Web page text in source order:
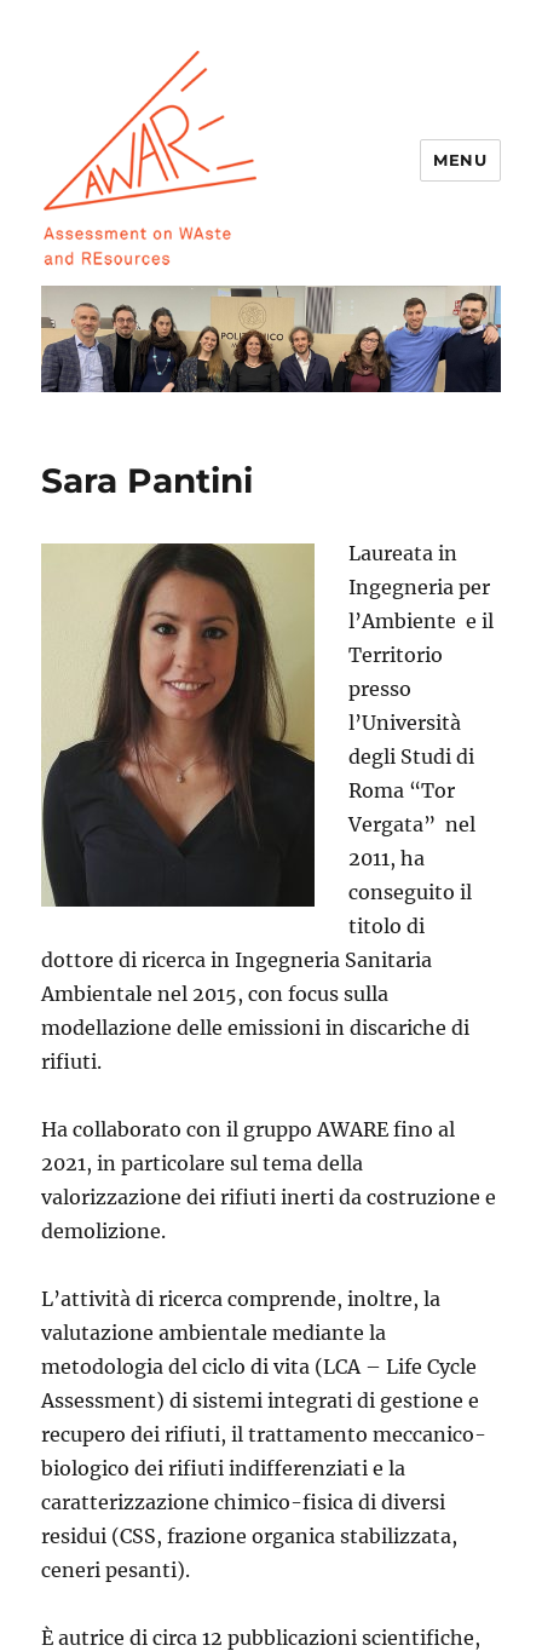
AWARE
MENU
Sara Pantini
Laureata in
Ingegneria per
l’Ambiente e il
Territorio
presso
l’Università
degli Studi di
Roma “Tor
Vergata” nel
2011, ha
conseguito il
titolo di
dottore di ricerca in Ingegneria Sanitaria
Ambientale nel 2015, con focus sulla
modellazione delle emissioni in discariche di
rifiuti.
Ha collaborato con il gruppo AWARE fino al
2021, in particolare sul tema della
valorizzazione dei rifiuti inerti da costruzione e
demolizione.
L’attività di ricerca comprende, inoltre, la
valutazione ambientale mediante la
metodologia del ciclo di vita (LCA – Life Cycle
Assessment) di sistemi integrati di gestione e
recupero dei rifiuti, il trattamento meccanico-
biologico dei rifiuti indifferenziati e la
caratterizzazione chimico-fisica di diversi
residui (CSS, frazione organica stabilizzata,
ceneri pesanti).
È autrice di circa 12 pubblicazioni scientifiche,